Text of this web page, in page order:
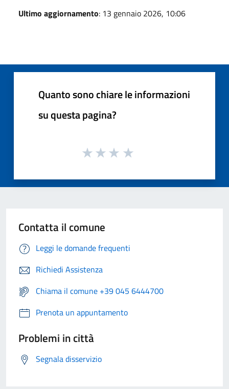
Ultimo aggiornamento: 13 gennaio 2026, 10:06
Quanto sono chiare le informazioni
su questa pagina?
Contatta il comune
Leggi le domande frequenti
Richiedi Assistenza
Chiama il comune +39 045 6444700
Prenota un appuntamento
Problemi in città
Segnala disservizio